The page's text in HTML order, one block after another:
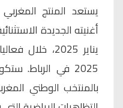
يستعد المنتج المغربي
يناير 2025، خلال فعاليات
2025 في الرباط.
بالمنتخب الوطني